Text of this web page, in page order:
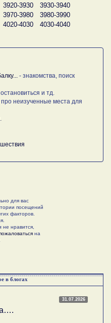
3920-3930
3930-3940
3970-3980
3980-3990
4020-4030
4030-4040
- знакомства, поиск
и тд.
про неизученные места для
для вас
посещений
факторов.
нравится,
на
в блогах
31.07.2026